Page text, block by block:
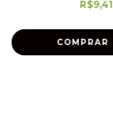
R$9,41